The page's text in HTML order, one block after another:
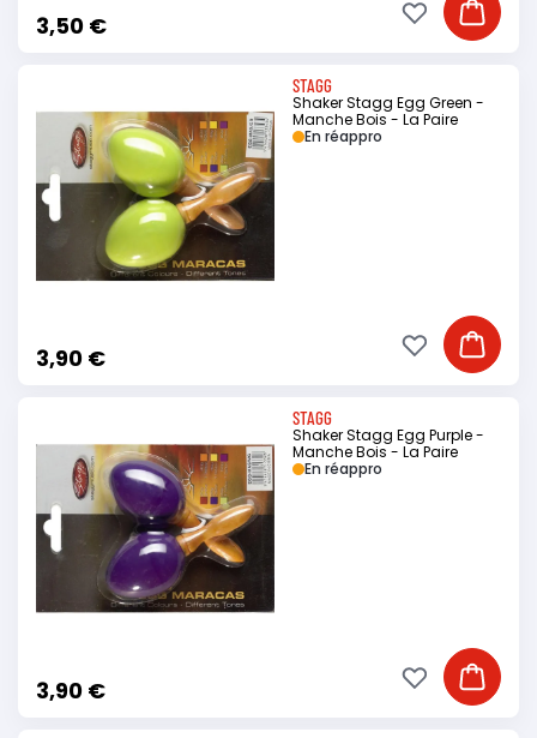
3,50 € Ajouter
Ajouter à ma
STAGG
Shaker Stagg Egg Green -
Manche Bois - La Paire
3,90 €
En réappro
Ajouter
Ajouter à ma
STAGG
Shaker Stagg Egg Purple -
Manche Bois - La Paire
3,90 €
En réappro
Ajouter
Ajouter à ma